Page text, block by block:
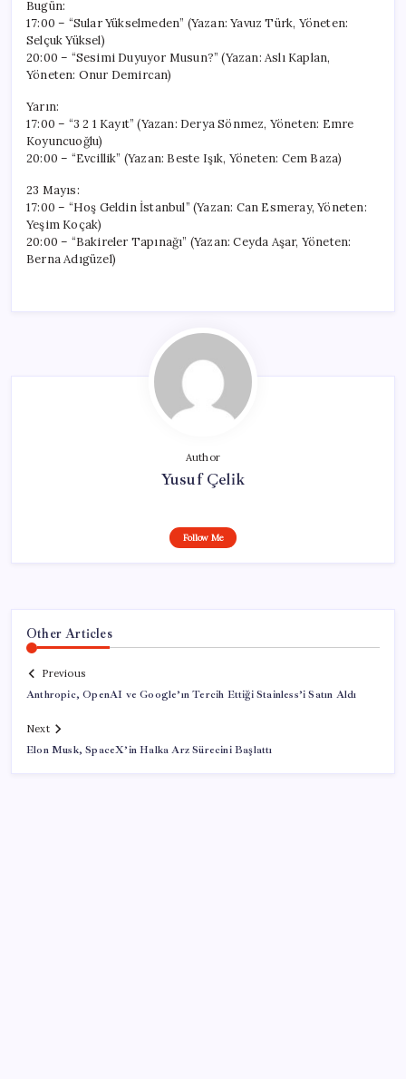
Bugün:
17:00 – “Sular Yükselmeden” (Yazan: Yavuz Türk, Yöneten:
Selçuk Yüksel)
20:00 – “Sesimi Duyuyor Musun?” (Yazan: Aslı Kaplan,
Yöneten: Onur Demircan)
Yarın:
17:00 – “3 2 1 Kayıt” (Yazan: Derya Sönmez, Yöneten: Emre
Koyuncuoğlu)
20:00 – “Evcillik” (Yazan: Beste Işık, Yöneten: Cem Baza)
23 Mayıs:
17:00 – “Hoş Geldin İstanbul” (Yazan: Can Esmeray, Yöneten:
Yeşim Koçak)
20:00 – “Bakireler Tapınağı” (Yazan: Ceyda Aşar, Yöneten:
Berna Adıgüzel)
Author
Yusuf Çelik
Follow Me
Other Articles
Previous
Anthropic, OpenAI ve Google’ın Tercih Ettiği Stainless’i Satın Aldı
Next
Elon Musk, SpaceX’in Halka Arz Sürecini Başlattı